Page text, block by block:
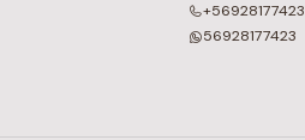
+56928177423
56928177423